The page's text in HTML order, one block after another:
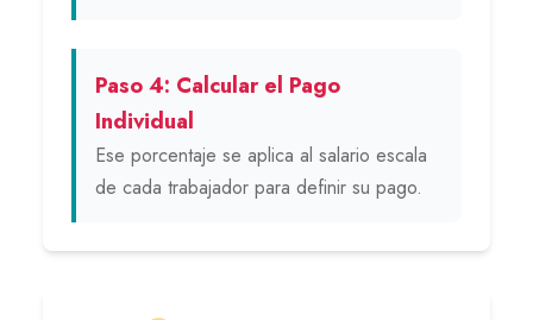
Paso 4: Calcular el Pago
Individual
Ese porcentaje se aplica al salario escala
de cada trabajador para definir su pago.